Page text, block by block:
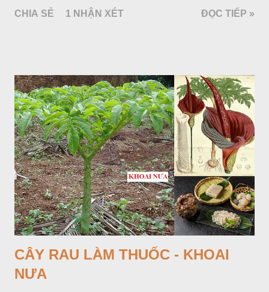
đối hình trứng hay 3 cạnh, dài 2-6cm, rộng 1-3cm, mép có
CHIA SẺ 1 NHẬN XÉT ĐỌC TIẾP »
CÂY RAU LÀM THUỐC - KHOAI
NƯA